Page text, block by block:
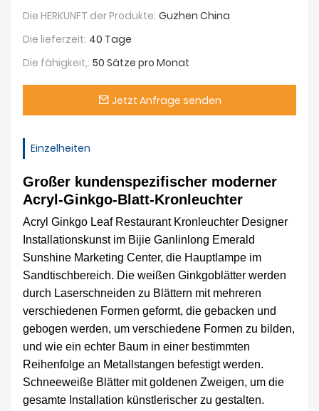
Die HERKUNFT der Produkte: Guzhen China
Die lieferzeit: 40 Tage
Die fähigkeit,: 50 Sätze pro Monat
Jetzt Anfrage senden
Einzelheiten
Großer kundenspezifischer moderner
Acryl-Ginkgo-Blatt-Kronleuchter
Acryl Ginkgo Leaf Restaurant Kronleuchter Designer
Installationskunst im Bijie Ganlinlong Emerald
Sunshine Marketing Center, die Hauptlampe im
Sandtischbereich. Die weißen Ginkgoblätter werden
durch Laserschneiden zu Blättern mit mehreren
verschiedenen Formen geformt, die gebacken und
gebogen werden, um verschiedene Formen zu bilden,
und wie ein echter Baum in einer bestimmten
Reihenfolge an Metallstangen befestigt werden.
Schneeweiße Blätter mit goldenen Zweigen, um die
gesamte Installation künstlerischer zu gestalten.